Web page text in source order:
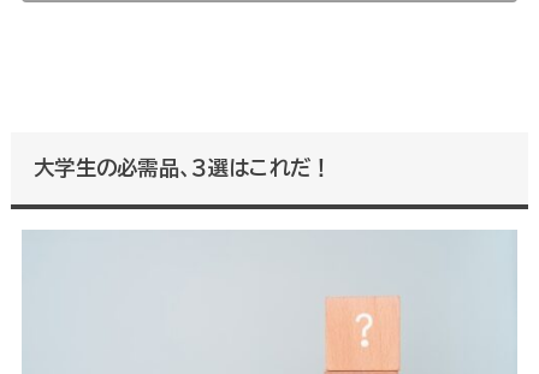
大学生の必需品、３選はこれだ！